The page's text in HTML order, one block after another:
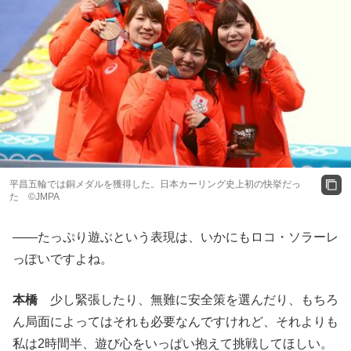
平昌五輪では銅メダルを獲得した。日本カーリング史上初の快挙だっ
た ©JMPA
――たっぷり遊ぶという表現は、いかにもロコ・ソラーレ
っぽいですよね。
本橋少し緊張したり、無難に安全策を選んだり、もちろ
ん局面によってはそれも必要なんですけれど、それよりも
私は2時間半、遊び心をいっぱい抱えて挑戦してほしい。